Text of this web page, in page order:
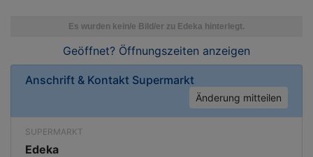
Geöffnet? Öffnungszeiten anzeigen
Anschrift & Kontakt Supermarkt
Änderung mitteilen
SUPERMARKT
Edeka